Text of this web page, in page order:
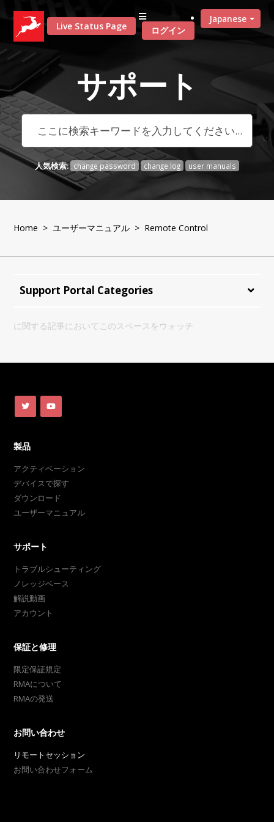
Live Status Page
Japanese
ログイン
サポート
人気検索: change password change log user manuals
Home >ユーザーマニュアル > Remote Control
Support Portal Categories
に関する記事においてこのスペースをウォッチ
製品
アクティベーション
デバイスで探す
ダウンロード
ユーザーマニュアル
サポート
トラブルシューティング
ノレッジベース
解説動画
アカウント
保証と修理
限定保証規定
RMAについて
RMAの発送
お問い合わせ
リモートセッション
お問い合わせフォーム